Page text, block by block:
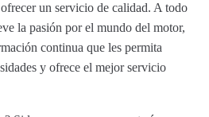
un servicio de calidad. A todo
la pasión por el mundo del motor,
continua que les permita
y ofrece el mejor servicio